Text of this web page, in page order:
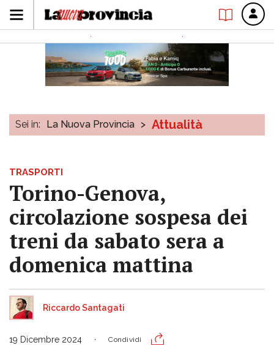
Sei in: La Nuova Provincia > Attualità
TRASPORTI
Torino-Genova,
circolazione sospesa dei
treni da sabato sera a
domenica mattina
Riccardo Santagati
19 Dicembre 2024 Condividi